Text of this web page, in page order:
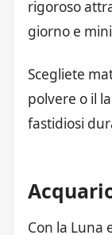
rigoroso
giorno e
Scegliete
polvere o il
fastidiosi
Con la Luna